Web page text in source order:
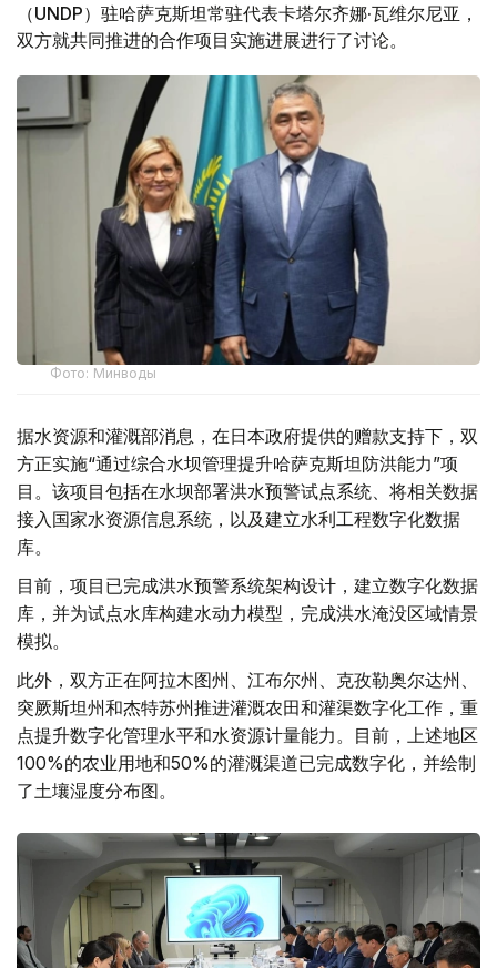
（UNDP）驻哈萨克斯坦常驻代表卡塔尔齐娜·瓦维尔尼亚，
双方就共同推进的合作项目实施进展进行了讨论。
Фото: Минводы
据水资源和灌溉部消息，在日本政府提供的赠款支持下，双
方正实施“通过综合水坝管理提升哈萨克斯坦防洪能力”项
目。该项目包括在水坝部署洪水预警试点系统、将相关数据
接入国家水资源信息系统，以及建立水利工程数字化数据
库。
目前，项目已完成洪水预警系统架构设计，建立数字化数据
库，并为试点水库构建水动力模型，完成洪水淹没区域情景
模拟。
此外，双方正在阿拉木图州、江布尔州、克孜勒奥尔达州、
突厥斯坦州和杰特苏州推进灌溉农田和灌渠数字化工作，重
点提升数字化管理水平和水资源计量能力。目前，上述地区
100%的农业用地和50%的灌溉渠道已完成数字化，并绘制
了土壤湿度分布图。